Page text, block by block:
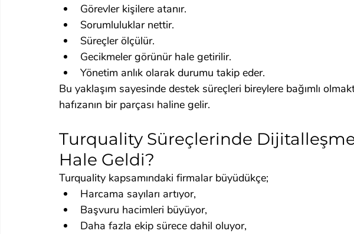
Görevler kişilere atanır.
Sorumluluklar nettir.
Süreçler ölçülür.
Gecikmeler görünür hale getirilir.
Yönetim anlık olarak durumu takip eder.
Bu yaklaşım sayesinde destek süreçleri bireylere bağımlı
hafızanın bir parçası haline gelir.
Turquality Süreçlerinde
Hale Geldi?
Turquality kapsamındaki firmalar büyüdükçe;
Harcama sayıları artıyor,
Başvuru hacimleri büyüyor,
Daha fazla ekip sürece dahil oluyor,